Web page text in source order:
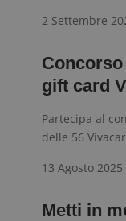
2 Settembre
gift card
Partecipa al
delle 56
13 Agosto 2025
Metti in